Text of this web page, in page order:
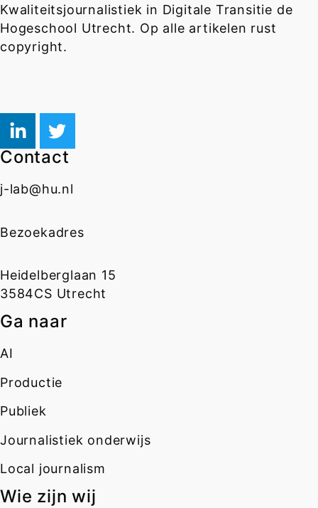
Kwaliteitsjournalistiek in Digitale Transitie de
Hogeschool Utrecht. Op alle artikelen rust
copyright.
Contact
j-lab@hu.nl
Bezoekadres
Heidelberglaan 15
3584CS Utrecht
Ga naar
AI
Productie
Publiek
Journalistiek onderwijs
Local journalism
Wie zijn wij